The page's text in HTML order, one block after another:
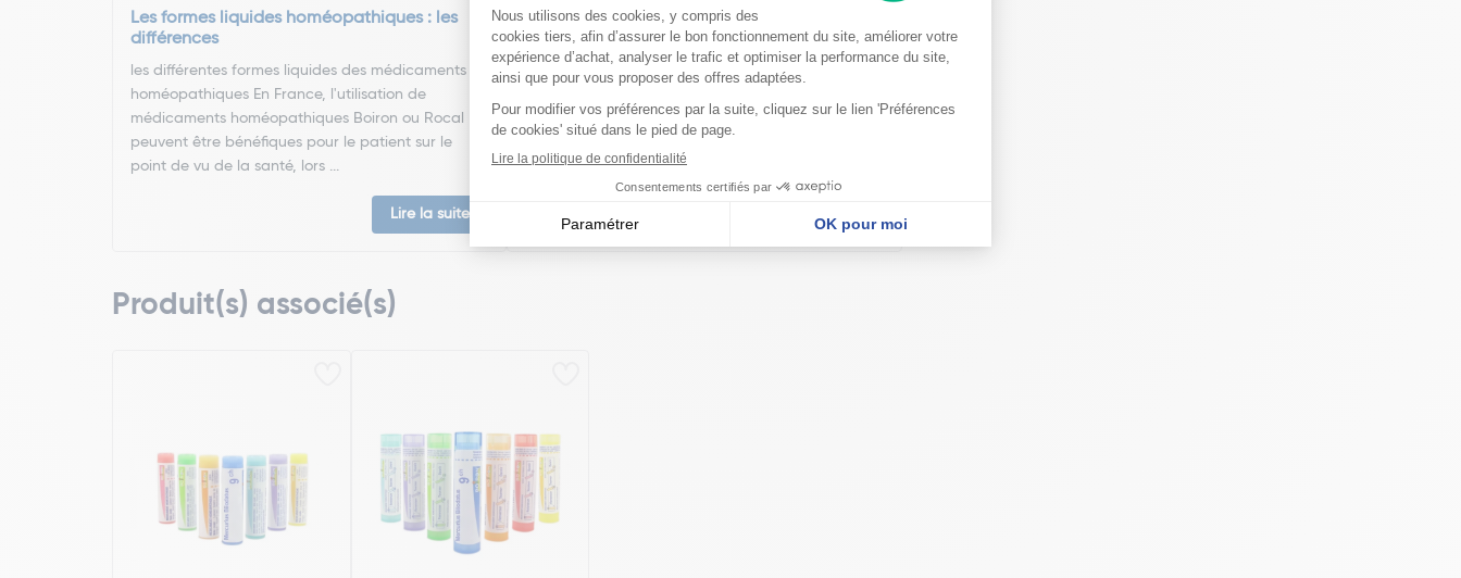
Les formes liquides homéopathiques : les
différences
les différentes formes liquides des médicaments
homéopathiques En France, l'utilisation de
médicaments homéopathiques Boiron ou Rocal
peuvent être bénéfiques pour le patient sur le
point de vu de la santé, lors ...
Lire la suite
Ma trousse à pharmacie homéopathique
Ceci est un petit guide pratique des traitements
homéopathiques à avoir chez soi ! L'homéopathie
thérapeutique. Celle-ci est basée sur le principe
Produit(s) associé(s)